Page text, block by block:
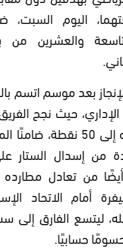
اليوم
والعشرين
بعد موسم اتسم
الإداري، حيث نجح
رفع رصيده إلى 50 نقطة،
من إسدال الستار
من تعادل
أمام الاتحاد
ليتسع الفارق إلى
حسابيًا.